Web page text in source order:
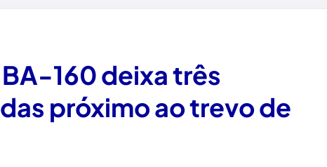
160 deixa três
próximo ao trevo de